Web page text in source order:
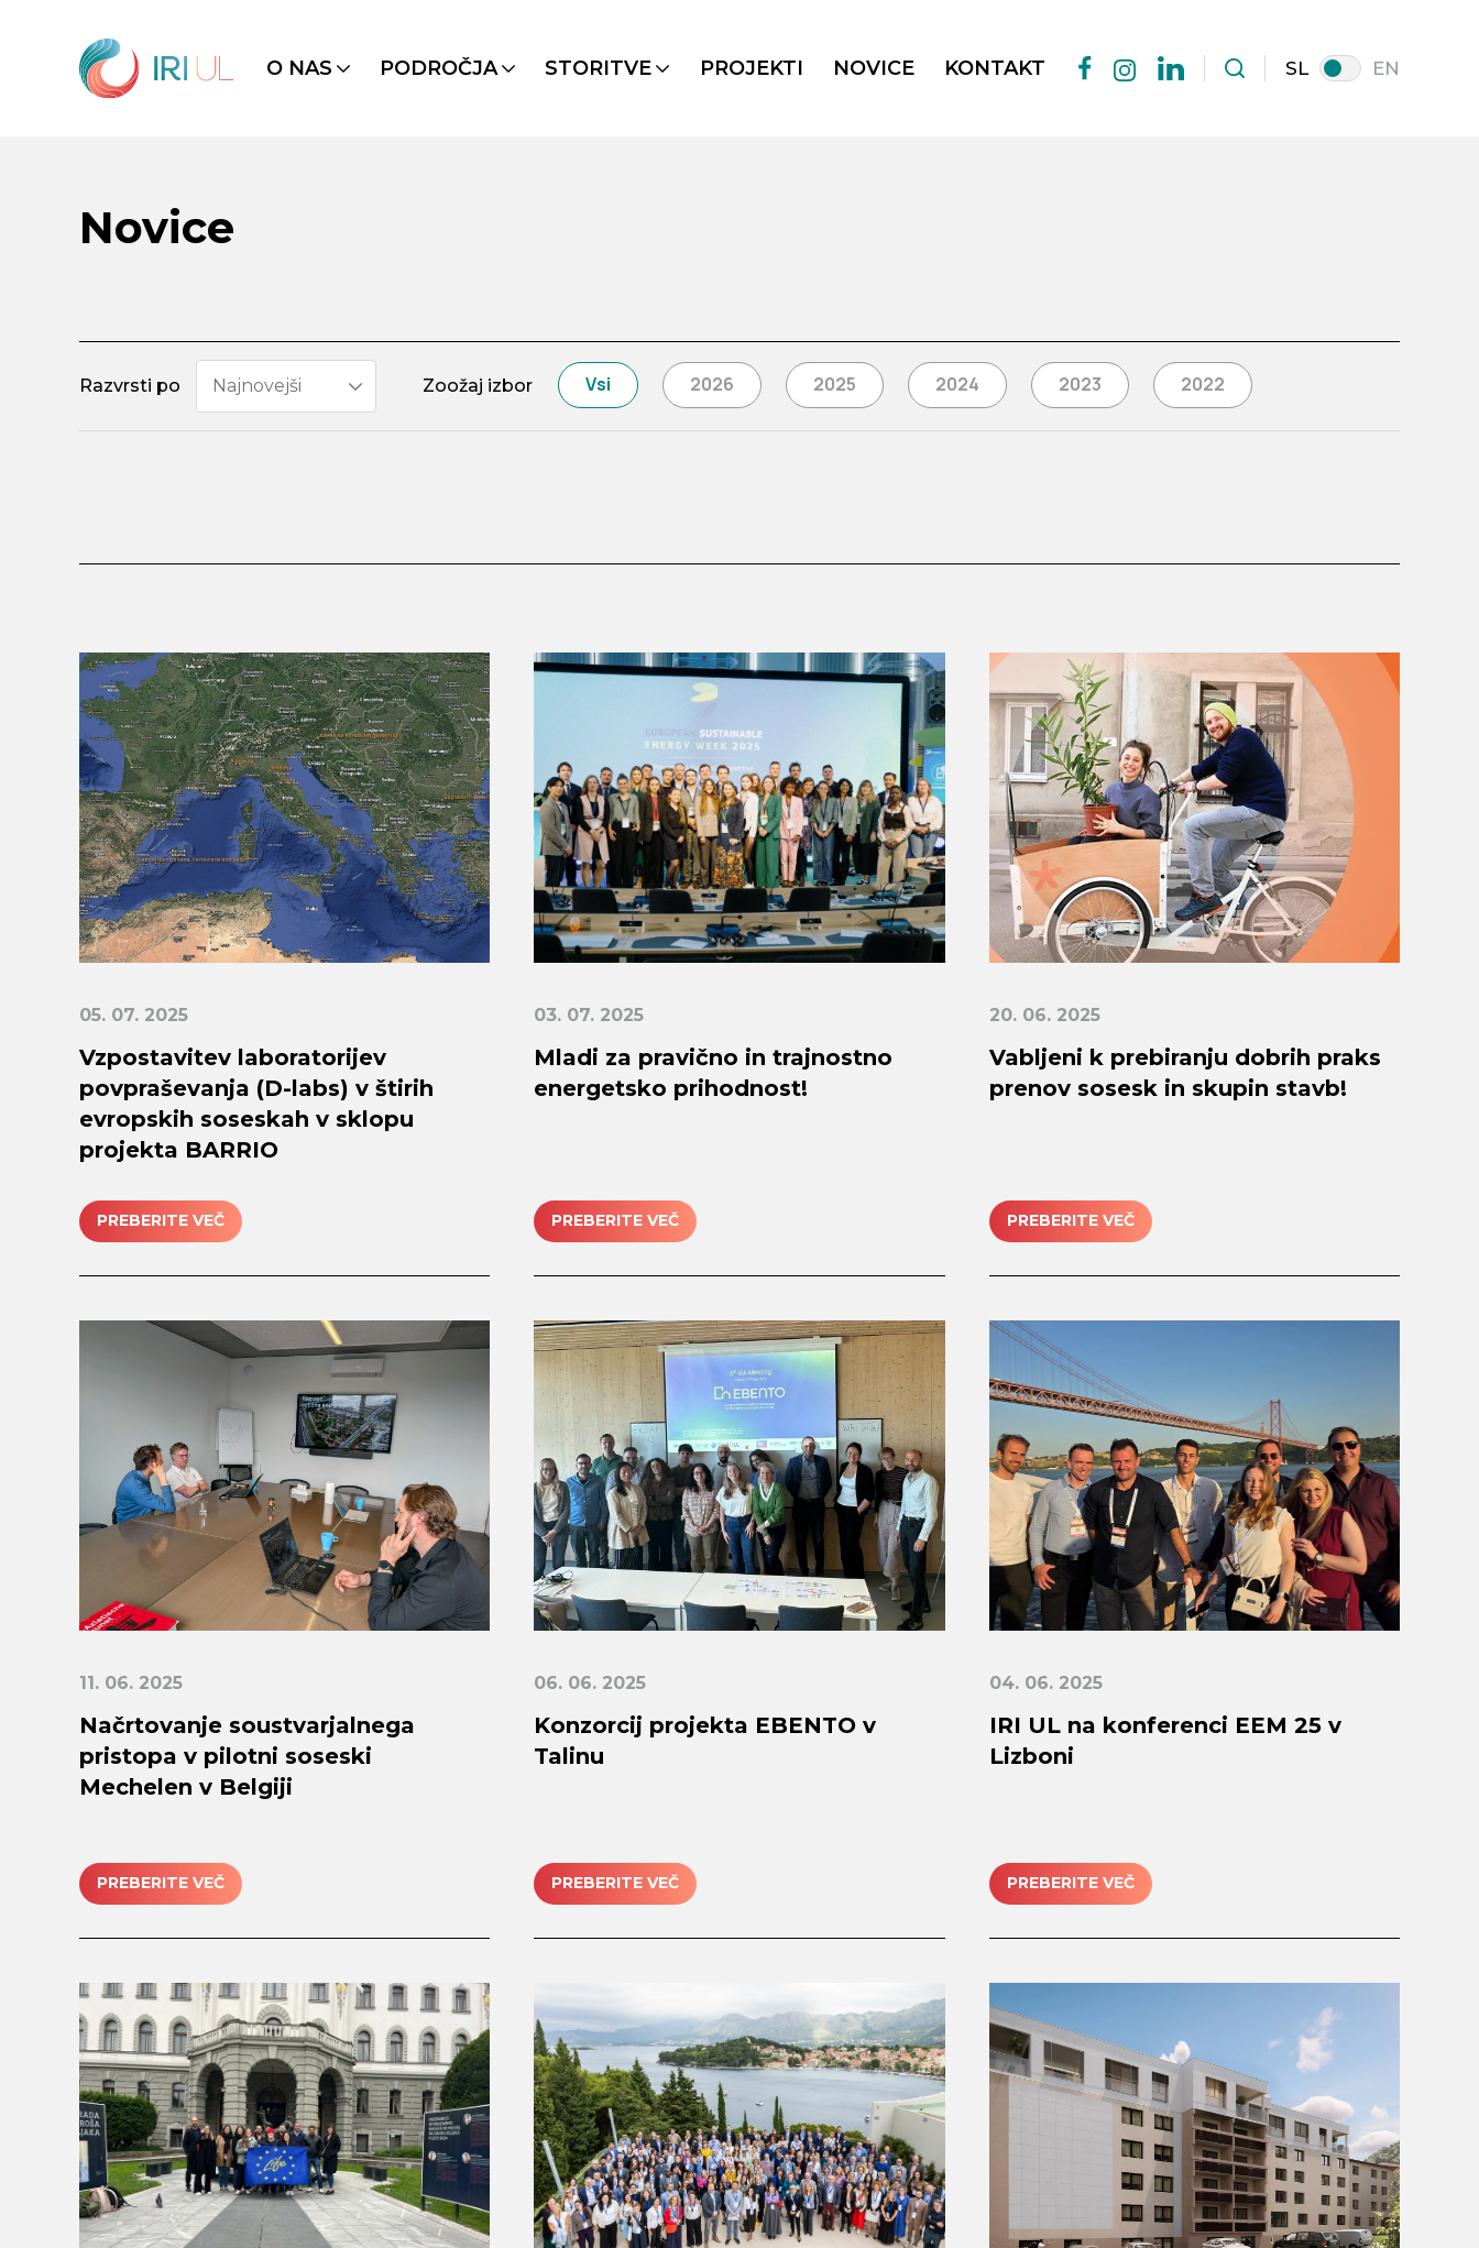
O NAS PODROČJA STORITVE PROJEKTI NOVICE KONTAKT SL EN
Novice
Razvrsti po Najnovejši Zoožaj izbor Vsi 2026 2025 2024 2023 2022
05. 07. 2025
Vzpostavitev laboratorijev
povpraševanja (D-labs) v štirih
evropskih soseskah v sklopu
projekta BARRIO
PREBERITE VEČ
03. 07. 2025
Mladi za pravično in trajnostno
energetsko prihodnost!
PREBERITE VEČ
20. 06. 2025
Vabljeni k prebiranju dobrih praks
prenov sosesk in skupin stavb!
PREBERITE VEČ
11. 06. 2025
Načrtovanje soustvarjalnega
pristopa v pilotni soseski
Mechelen v Belgiji
PREBERITE VEČ
06. 06. 2025
Konzorcij projekta EBENTO v
Talinu
PREBERITE VEČ
04. 06. 2025
IRI UL na konferenci EEM 25 v
Lizboni
PREBERITE VEČ